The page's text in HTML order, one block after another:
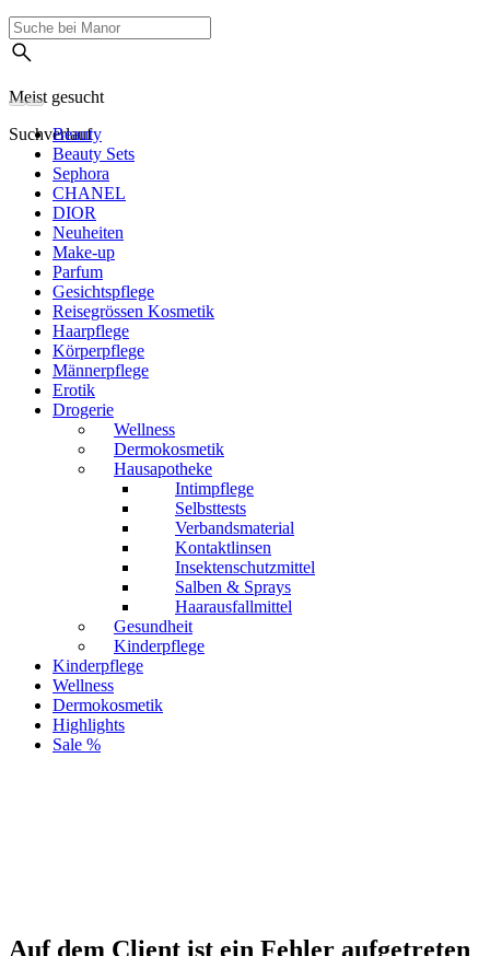
Meist gesucht
Suchverlauf
Beauty
Beauty Sets
Sephora
CHANEL
DIOR
Neuheiten
Make-up
Parfum
Gesichtspflege
Reisegrössen Kosmetik
Haarpflege
Körperpflege
Männerpflege
Erotik
Drogerie
Wellness
Dermokosmetik
Hausapotheke
Intimpflege
Selbsttests
Verbandsmaterial
Kontaktlinsen
Insektenschutzmittel
Salben & Sprays
Haarausfallmittel
Gesundheit
Kinderpflege
Kinderpflege
Wellness
Dermokosmetik
Highlights
Sale %
Auf dem Client ist ein Fehler aufgetreten